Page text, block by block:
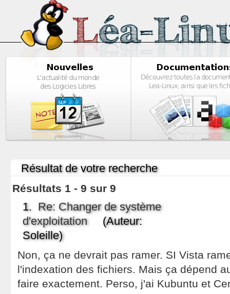
Résultat de votre recherche
Résultats 1 - 9 sur 9
1. Re: Changer de système
d'exploitation(Auteur:
Soleille)
Non, ça ne devrait pas ramer. SI Vista
l'indexation des fichiers. Mais ça dépend
faire exactement. Perso, j'ai Kubuntu et